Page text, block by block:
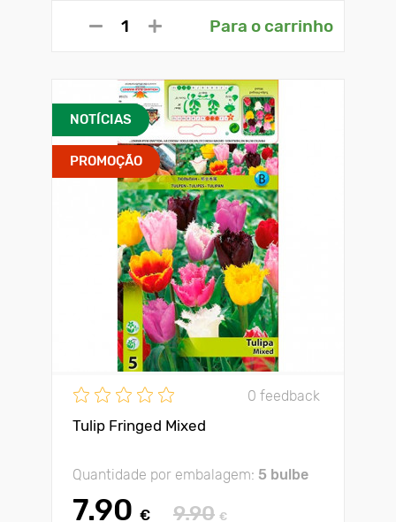
Para o carrinho
NOTÍCIAS
PROMOÇÃO
0 feedback
Tulip Fringed Mixed
Quantidade por embalagem: 5 bulbe
7.90 € 9.90 €